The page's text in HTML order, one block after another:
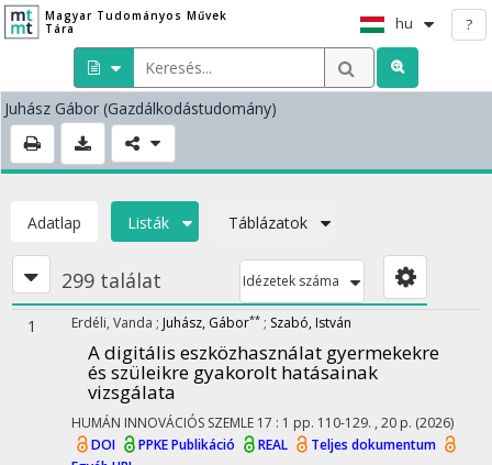
Magyar Tudományos Művek
Tára
hu ?
Juhász Gábor (Gazdálkodástudomány)
Adatlap Listák Táblázatok
299 találat Idézetek száma
1 Erdéli, Vanda ; Juhász, Gábor** ; Szabó, István
A digitális eszközhasználat gyermekekre
és szüleikre gyakorolt hatásainak
vizsgálata
HUMÁN INNOVÁCIÓS SZEMLE 17 : 1 pp. 110-129. , 20 p. (2026)
DOI
PPKE Publikáció REAL
Teljes dokumentum